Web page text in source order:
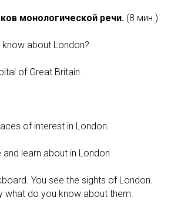
монологической речи. (8 мин.)
about London?
of Great Britain.
of interest in London.
learn about in London.
You see the sights of London.
what do you know about them.